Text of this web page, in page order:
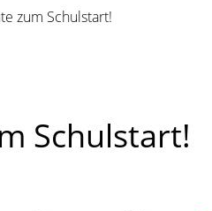
zum Schulstart!
Schulstart!